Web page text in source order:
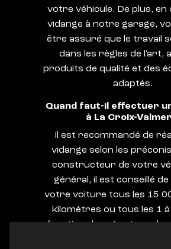
votre véhicule. De plus, en
vidange à notre garage,
être assuré que le travail
dans les règles de l'art,
produits de qualité et des
adaptés.
Quand faut-il effectuer
à La Croix-
Il est recommandé de
vidange selon les
constructeur de votre
général, il est conseillé
votre voiture tous les 15
kilomètres ou tous les 1 à
fonction de votre type de
des conditions